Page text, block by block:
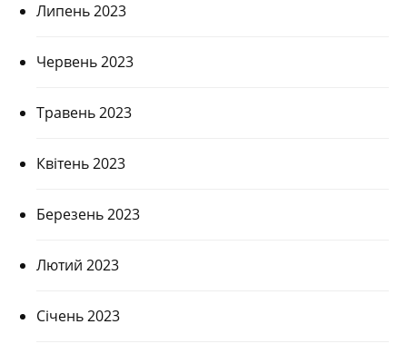
Липень 2023
Червень 2023
Травень 2023
Квітень 2023
Березень 2023
Лютий 2023
Січень 2023